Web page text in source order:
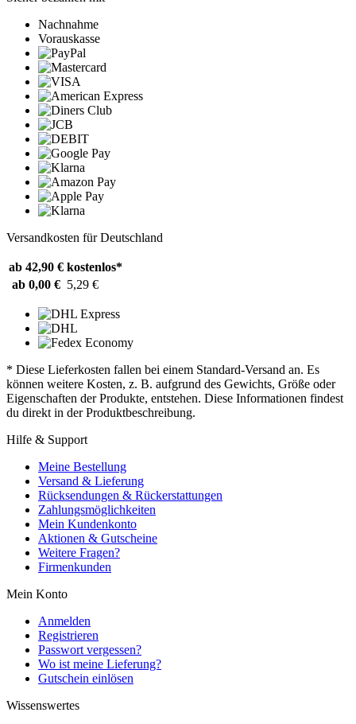
Nachnahme
Vorauskasse
Versandkosten für Deutschland
ab 42,90 € kostenlos*
ab 0,00 € 5,29 €
* Diese Lieferkosten fallen bei einem Standard-Versand an. Es
können weitere Kosten, z. B. aufgrund des Gewichts, Größe oder
Eigenschaften der Produkte, entstehen. Diese Informationen findest
du direkt in der Produktbeschreibung.
Hilfe & Support
Meine Bestellung
Versand & Lieferung
Rücksendungen & Rückerstattungen
Zahlungsmöglichkeiten
Mein Kundenkonto
Aktionen & Gutscheine
Weitere Fragen?
Firmenkunden
Mein Konto
Anmelden
Registrieren
Passwort vergessen?
Wo ist meine Lieferung?
Gutschein einlösen
Wissenswertes